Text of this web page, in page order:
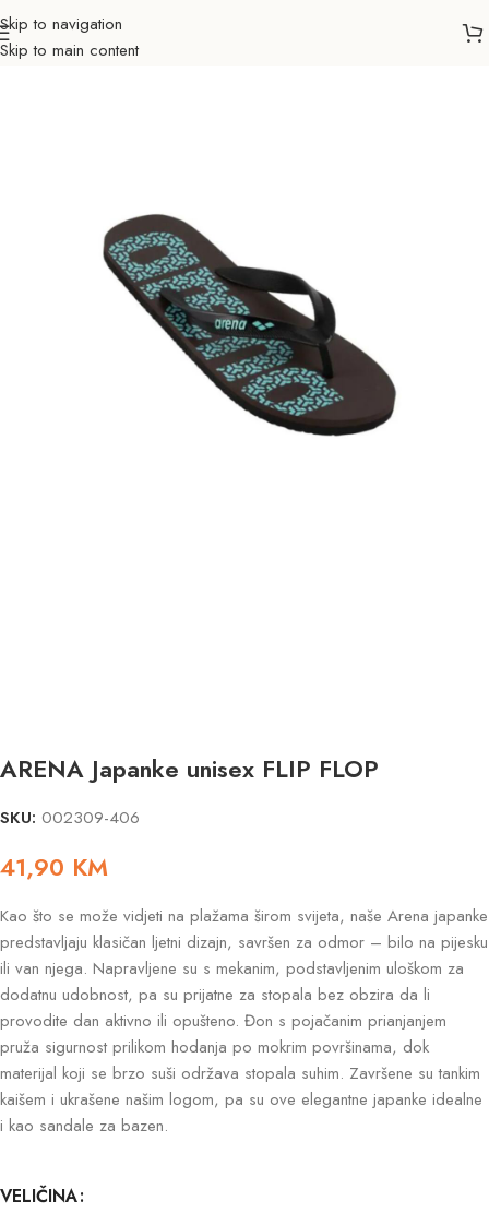
Skip to navigation
Skip to main content
Početna Sportovi
ARENA Japanke unisex FLIP FLOP
SKU: 002309-406
41,90 KM
Kao što se može vidjeti na plažama širom svijeta, naše Arena japanke
predstavljaju klasičan ljetni dizajn, savršen za odmor – bilo na pijesku
ili van njega. Napravljene su s mekanim, podstavljenim uloškom za
dodatnu udobnost, pa su prijatne za stopala bez obzira da li
provodite dan aktivno ili opušteno. Đon s pojačanim prianjanjem
pruža sigurnost prilikom hodanja po mokrim površinama, dok
materijal koji se brzo suši održava stopala suhim. Završene su tankim
kaišem i ukrašene našim logom, pa su ove elegantne japanke idealne
i kao sandale za bazen.
VELIČINA